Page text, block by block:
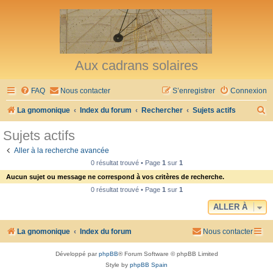
Aux cadrans solaires
FAQ Nous contacter Connexion
S’enregistrer
La gnomonique Index du forum Rechercher Sujets actifs
h
Sujets actifs
Aller à la recherche avancée
0 résultat trouvé • Page 1sur 1
Aucun sujet ou message ne correspond à vos critères de recherche.
0 résultat trouvé • Page 1sur 1
ALLER À
La gnomonique Index du forum Nous contacter
Développé parphpBB® Forum Software © phpBB Limited
Style by phpBB Spain